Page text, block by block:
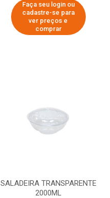
Faça seu login ou
cadastre-se para
ver preços e
comprar
SALADEIRA TRANSPARENTE
2000ML